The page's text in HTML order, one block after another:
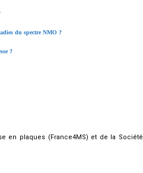
du spectre NMO ?
?
en plaques (France4MS) et de la Société